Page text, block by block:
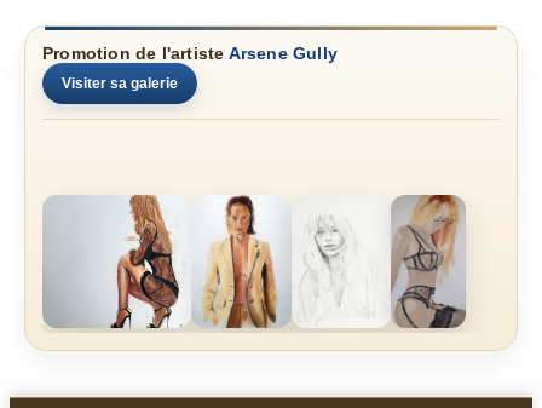
Promotion de l'artiste Arsene Gully
Visiter sa galerie